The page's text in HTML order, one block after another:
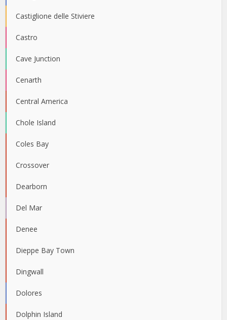
Castiglione delle Stiviere
Castro
Cave Junction
Cenarth
Central America
Chole Island
Coles Bay
Crossover
Dearborn
Del Mar
Denee
Dieppe Bay Town
Dingwall
Dolores
Dolphin Island